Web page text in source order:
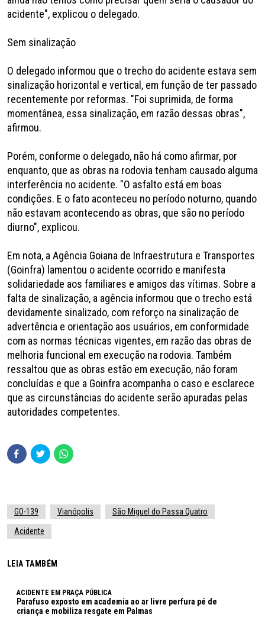
acidente", explicou o delegado.
Sem sinalização
O delegado informou que o trecho do acidente estava sem
sinalização horizontal e vertical, em função de ter passado
recentemente por reformas. "Foi suprimida, de forma
momentânea, essa sinalização, em razão dessas obras",
afirmou.
Porém, conforme o delegado, não há como afirmar, por
enquanto, que as obras na rodovia tenham causado alguma
interferência no acidente. "O asfalto está em boas
condições. E o fato aconteceu no período noturno, quando
não estavam acontecendo as obras, que são no período
diurno", explicou.
Em nota, a Agência Goiana de Infraestrutura e Transportes
(Goinfra) lamentou o acidente ocorrido e manifesta
solidariedade aos familiares e amigos das vítimas. Sobre a
falta de sinalização, a agência informou que o trecho está
devidamente sinalizado, com reforço na sinalização de
advertência e orientação aos usuários, em conformidade
com as normas técnicas vigentes, em razão das obras de
melhoria funcional em execução na rodovia. Também
ressaltou que as obras estão em execução, não foram
concluídas e que a Goinfra acompanha o caso e esclarece
que as circunstâncias do acidente serão apuradas pelas
autoridades competentes.
GO-139 Vianópolis São Miguel do Passa Quatro
Acidente
LEIA TAMBÉM
ACIDENTE EM PRAÇA PÚBLICA
Parafuso exposto em academia ao ar livre perfura pé de
criança e mobiliza resgate em Palmas